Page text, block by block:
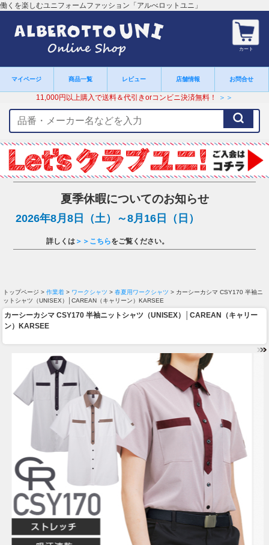
働くを楽しむユニフォームファッション「アルべロットユニ」
カート
マイページ 商品一覧 レビュー 店舗情報 お問合せ
11,000円以上購入で送料＆代引きorコンビニ決済無料！ ＞＞
ー
ワ
ー
ド
夏季休暇についてのお知らせ
2026年8月8日（土）～8月16日（日）
詳しくは ＞＞こちらをご覧ください。
トップページ > 作業着 > ワークシャツ > 春夏用ワークシャツ > カーシーカシマ CSY170 半袖ニ
ットシャツ（UNISEX）│CAREAN（キャリーン）KARSEE
カーシーカシマ CSY170 半袖ニットシャツ（UNISEX）│CAREAN（キャリー
ン）KARSEE